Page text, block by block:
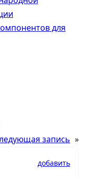
для
запись »
добавить